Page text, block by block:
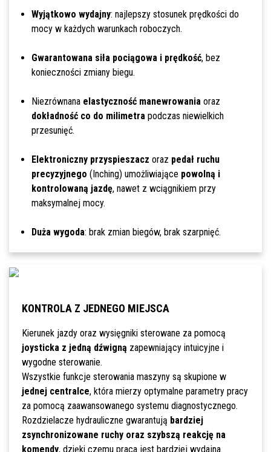
Wyjątkowo wydajny: najlepszy stosunek prędkości do
mocy w każdych warunkach roboczych.
Gwarantowana siła pociągowa i prędkość, bez
konieczności zmiany biegu.
Niezrównana elastyczność manewrowaniaoraz
dokładność co do milimetrapodczas niewielkich
przesunięć.
Elektroniczny przyspieszacz oraz pedał ruchu
precyzyjnego (Inching) umożliwiające powolną i
kontrolowaną jazdę, nawet z wciągnikiem przy
maksymalnej mocy.
Duża wygoda: brak zmian biegów, brak szarpnięć.
KONTROLA Z JEDNEGO MIEJSCA
Kierunek jazdy oraz wysięgniki sterowane za pomocą
joysticka z jedną dźwigną zapewniający intuicyjne i
wygodne sterowanie.
Wszystkie funkcje sterowania maszyny są skupione w
jednej centralce, która mierzy optymalne parametry pracy
za pomocą zaawansowanego systemu diagnostycznego.
Rozdzielacze hydrauliczne gwarantują bardziej
zsynchronizowane ruchy oraz szybszą reakcję na
komendy, dzięki czemu praca jest bardziej wydajna.